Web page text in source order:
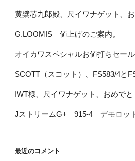
黄檗芯九郎殿、尺イワナゲット、
G.LOOMIS 値上げのご案内。
オイカワスペシャルお値打ちセール
SCOTT（スコット）、FS583/4と
IWT様、尺イワナゲット、おめで
JストリームG+ 915-4 デモロッド
最近のコメント